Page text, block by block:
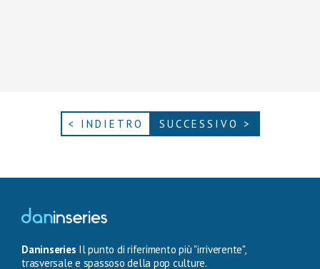
< INDIETRO SUCCESSIVO >
Daninseries Il punto di riferimento più "irriverente",
trasversale e spassoso della pop culture.